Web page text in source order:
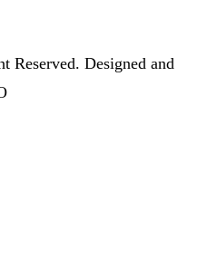
Designed and